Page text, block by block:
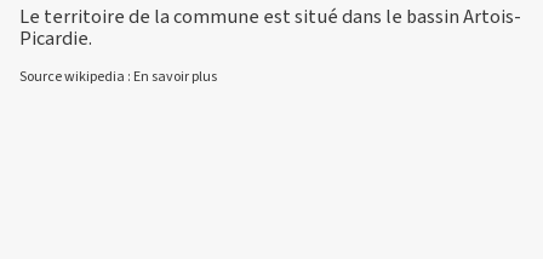
Le territoire de la commune est situé dans le bassin Artois-
Picardie.
Source wikipedia : En savoir plus